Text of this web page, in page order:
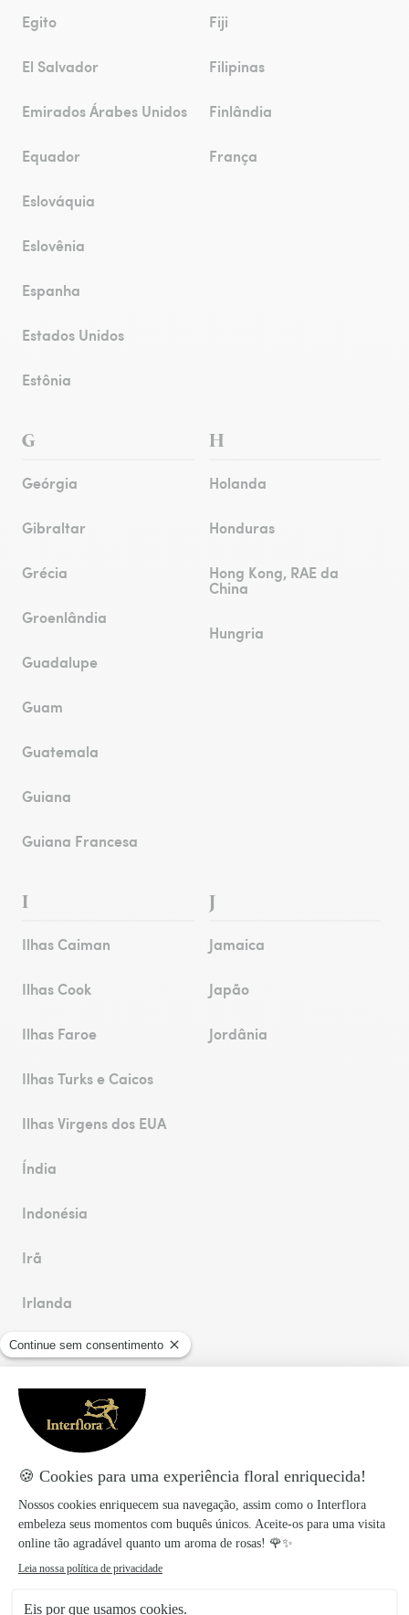
Egito
El Salvador
Emirados Árabes Unidos
Equador
Eslováquia
Eslovênia
Espanha
Estados Unidos
Estônia
Fiji
Filipinas
Finlândia
França
G
Geórgia
Gibraltar
Grécia
Groenlândia
Guadalupe
Guam
Guatemala
Guiana
Guiana Francesa
H
Holanda
Honduras
Hong Kong, RAE da
China
Hungria
I
Ilhas Caiman
Ilhas Cook
Ilhas Faroe
Ilhas Turks e Caicos
Ilhas Virgens dos EUA
Índia
Indonésia
Irã
Irlanda
Islândia
Israel
Itália
J
Jamaica
Japão
Jordânia
L
Letônia
M
Macau, RAE da China